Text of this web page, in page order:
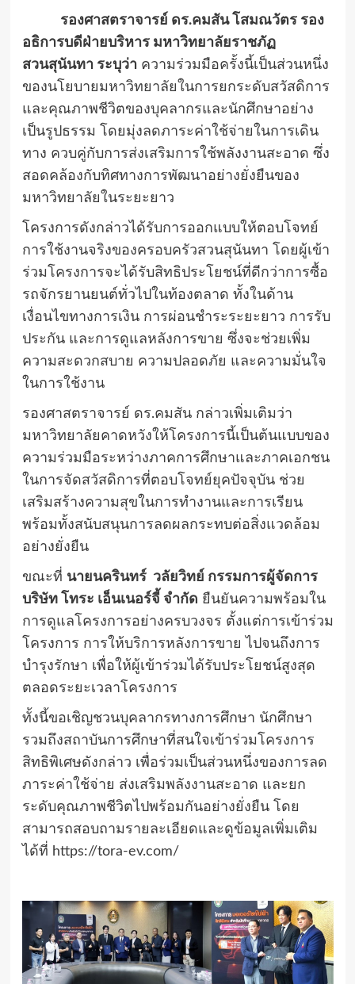
รองศาสตราจารย์ ดร.คมสัน โสมณวัตร รอง
อธิการบดีฝ่ายบริหาร มหาวิทยาลัยราชภัฏ
สวนสุนันทา ระบุว่าความร่วมมือครั้งนี้เป็นส่วนหนึ่ง
ของนโยบายมหาวิทยาลัยในการยกระดับสวัสดิการ
และคุณภาพชีวิตของบุคลากรและนักศึกษาอย่าง
เป็นรูปธรรม โดยมุ่งลดภาระค่าใช้จ่ายในการเดิน
ทาง ควบคู่กับการส่งเสริมการใช้พลังงานสะอาด ซึ่ง
สอดคล้องกับทิศทางการพัฒนาอย่างยั่งยืนของ
มหาวิทยาลัยในระยะยาว
โครงการดังกล่าวได้รับการออกแบบให้ตอบโจทย์
การใช้งานจริงของครอบครัวสวนสุนันทา โดยผู้เข้า
ร่วมโครงการจะได้รับสิทธิประโยชน์ที่ดีกว่าการซื้อ
รถจักรยานยนต์ทั่วไปในท้องตลาด ทั้งในด้าน
เงื่อนไขทางการเงิน การผ่อนชำระระยะยาว การรับ
ประกัน และการดูแลหลังการขาย ซึ่งจะช่วยเพิ่ม
ความสะดวกสบาย ความปลอดภัย และความมั่นใจ
ในการใช้งาน
รองศาสตราจารย์ ดร.คมสัน กล่าวเพิ่มเติมว่า
มหาวิทยาลัยคาดหวังให้โครงการนี้เป็นต้นแบบของ
ความร่วมมือระหว่างภาคการศึกษาและภาคเอกชน
ในการจัดสวัสดิการที่ตอบโจทย์ยุคปัจจุบัน ช่วย
เสริมสร้างความสุขในการทำงานและการเรียน
พร้อมทั้งสนับสนุนการลดผลกระทบต่อสิ่งแวดล้อม
อย่างยั่งยืน
ขณะที่ นายนครินทร์ วลัยวิทย์ กรรมการผู้จัดการ
บริษัท โทระ เอ็นเนอร์จี้ จำกัด ยืนยันความพร้อมใน
การดูแลโครงการอย่างครบวงจร ตั้งแต่การเข้าร่วม
โครงการ การให้บริการหลังการขาย ไปจนถึงการ
บำรุงรักษา เพื่อให้ผู้เข้าร่วมได้รับประโยชน์สูงสุด
ตลอดระยะเวลาโครงการ
ทั้งนี้ขอเชิญชวนบุคลากรทางการศึกษา นักศึกษา
รวมถึงสถาบันการศึกษาที่สนใจเข้าร่วมโครงการ
สิทธิพิเศษดังกล่าว เพื่อร่วมเป็นส่วนหนึ่งของการลด
ภาระค่าใช้จ่าย ส่งเสริมพลังงานสะอาด และยก
ระดับคุณภาพชีวิตไปพร้อมกันอย่างยั่งยืน โดย
สามารถสอบถามรายละเอียดและดูข้อมูลเพิ่มเติม
ได้ที่ https://tora-ev.com/